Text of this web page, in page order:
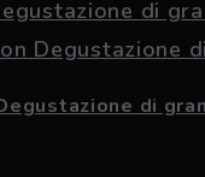
di